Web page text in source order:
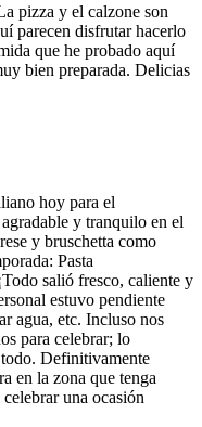
pizza y el calzone son
parecen disfrutar hacerlo
que he probado aquí
bien preparada. Delicias
hoy para el
y tranquilo en el
y bruschetta como
Pasta
salió fresco, caliente y
estuvo pendiente
agua, etc. Incluso nos
para celebrar; lo
Definitivamente
en la zona que tenga
una ocasión